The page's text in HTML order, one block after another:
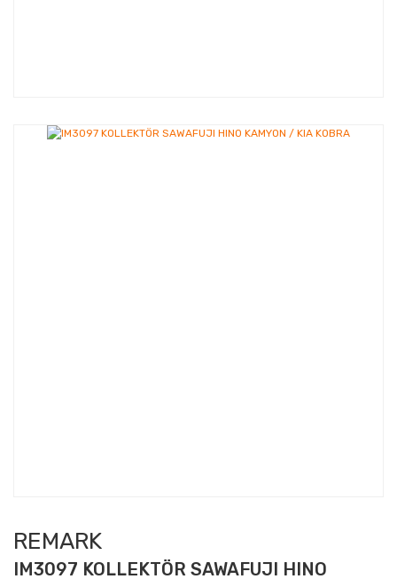
REMARK
IM3097 KOLLEKTÖR SAWAFUJI HINO